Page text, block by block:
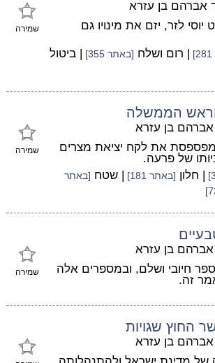
שמירה
אברהם בן עזרא
לזר, יזם את מינויו גם
| רום ושלח [באתר 355]
| ביטול
וראש הממשלה
שמירה
בן עזרא
את לקח יציאת מצרים
של פרעה.
| חלון [באתר 181] | שטח [באתר
שמירה
בן עזרא
חיובי ושלם, ובמספרים אלה
זה.
החוץ שגויות
בן עזרא